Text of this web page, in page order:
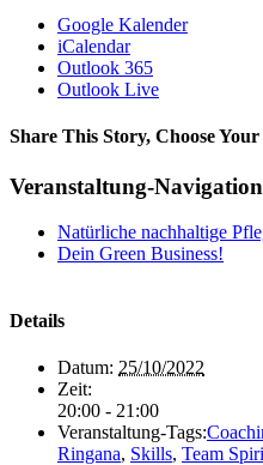
Google Kalender
iCalendar
Outlook 365
Outlook Live
Share This Story, Choose
Facebook
X
Reddit
LinkedIn
WhatsApp
Tumblr
Pinterest
Vk
Xing
E-
Veranstaltung-Navigation
Natürliche nachhaltige
Dein Green Business!
Details
Datum: 25/10/2022
Zeit:
20:00 - 21:00
Veranstaltung-Tags:
Ringana, Skills, Team